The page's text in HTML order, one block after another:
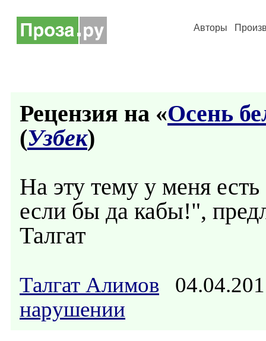
Авторы
Рецензия на «Осень
(Узбек)
На эту тему у меня
если бы да кабы!",
Талгат
Талгат Алимов
нарушении